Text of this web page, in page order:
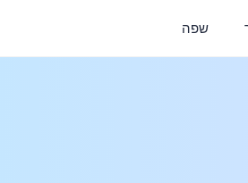
שפה